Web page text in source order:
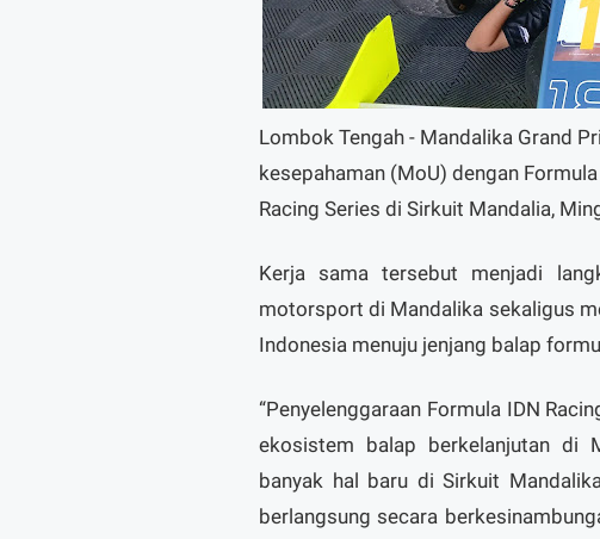
Lombok Tengah - Mandalika Grand
kesepahaman (MoU) dengan
Racing Series di Sirkuit Mandalia,
Kerja sama tersebut menjadi
motorsport di Mandalika sekaligus
Indonesia menuju jenjang balap
“Penyelenggaraan Formula IDN
ekosistem balap berkelanjutan di
banyak hal baru di Sirkuit
berlangsung secara